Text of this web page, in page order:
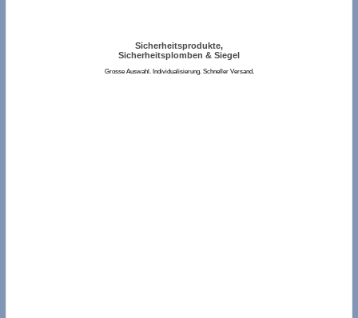
Sicherheitsprodukte,
Sicherheitsplomben & Siegel
Grosse Auswahl. Individualisierung. Schneller Versand.